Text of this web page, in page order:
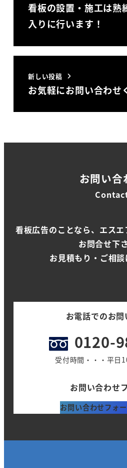
看板の設置・施工は熟
入りに行います！
新しい投稿
お気軽にお問い合わせ
お問い合
看板広告のことなら、エス
お問合せ下
お見積もり・ご相談
お電話でのお
0120-
受付時間・・・平日
お問い合わせ
お問い合わせフォ